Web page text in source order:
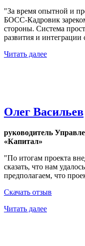
"За время опытной и
БОСС-Кадровик
стороны. Система
развития и
Читать далее
Олег Васильев
руководитель
«Капитал»
"По итогам проекта
сказать, что нам
предполагаем, что
Скачать отзыв
Читать далее